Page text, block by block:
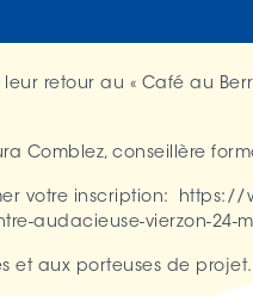
retour au « Café au
Comblez, conseillère
votre inscription:
https://
audacieuse-vierzon-24-
et aux porteuses de projet.